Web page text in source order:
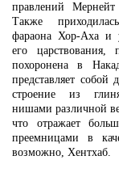
правлений
Также
фараона Хор-Аха и
его царствования,
похоронена в
представляет собой
строение из
нишами различной
что отражает
преемницами в
возможно, Хентхаб.